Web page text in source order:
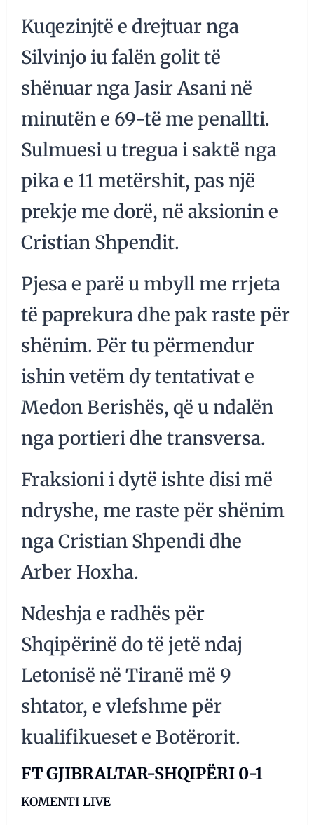
Kuqezinjtë e drejtuar nga
Silvinjo iu falën golit të
shënuar nga Jasir Asani në
minutën e 69-të me penallti.
Sulmuesi u tregua i saktë nga
pika e 11 metërshit, pas një
prekje me dorë, në aksionin e
Cristian Shpendit.
Pjesa e parë u mbyll me rrjeta
të paprekura dhe pak raste për
shënim. Për tu përmendur
ishin vetëm dy tentativat e
Medon Berishës, që u ndalën
nga portieri dhe transversa.
Fraksioni i dytë ishte disi më
ndryshe, me raste për shënim
nga Cristian Shpendi dhe
Arber Hoxha.
Ndeshja e radhës për
Shqipërinë do të jetë ndaj
Letonisë në Tiranë më 9
shtator, e vlefshme për
kualifikueset e Botërorit.
FT GJIBRALTAR-SHQIPËRI 0-1
KOMENTI LIVE